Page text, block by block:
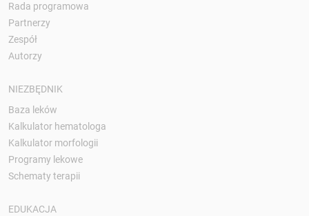
Rada programowa
Partnerzy
Zespół
Autorzy
NIEZBĘDNIK
Baza leków
Kalkulator hematologa
Kalkulator morfologii
Programy lekowe
Schematy terapii
EDUKACJA